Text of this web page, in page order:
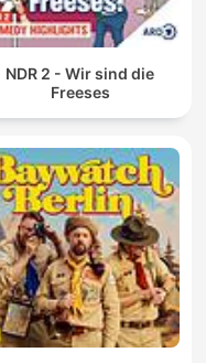
NDR 2 - Wir sind die
Freeses